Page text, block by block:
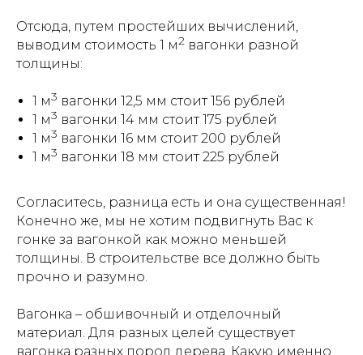
Отсюда, путем простейших вычислений,
выводим стоимость 1 м2 вагонки разной
толщины:
1 м3 вагонки 12,5 мм стоит 156 рублей
1 м3 вагонки 14 мм стоит 175 рублей
1 м3 вагонки 16 мм стоит 200 рублей
1 м3 вагонки 18 мм стоит 225 рублей
Согласитесь, разница есть и она существенная!
Конечно же, мы не хотим подвигнуть Вас к
гонке за вагонкой как можно меньшей
толщины. В строительстве все должно быть
прочно и разумно.
Вагонка – обшивочный и отделочный
материал. Для разных целей существует
вагонка разных пород дерева. Какую именно